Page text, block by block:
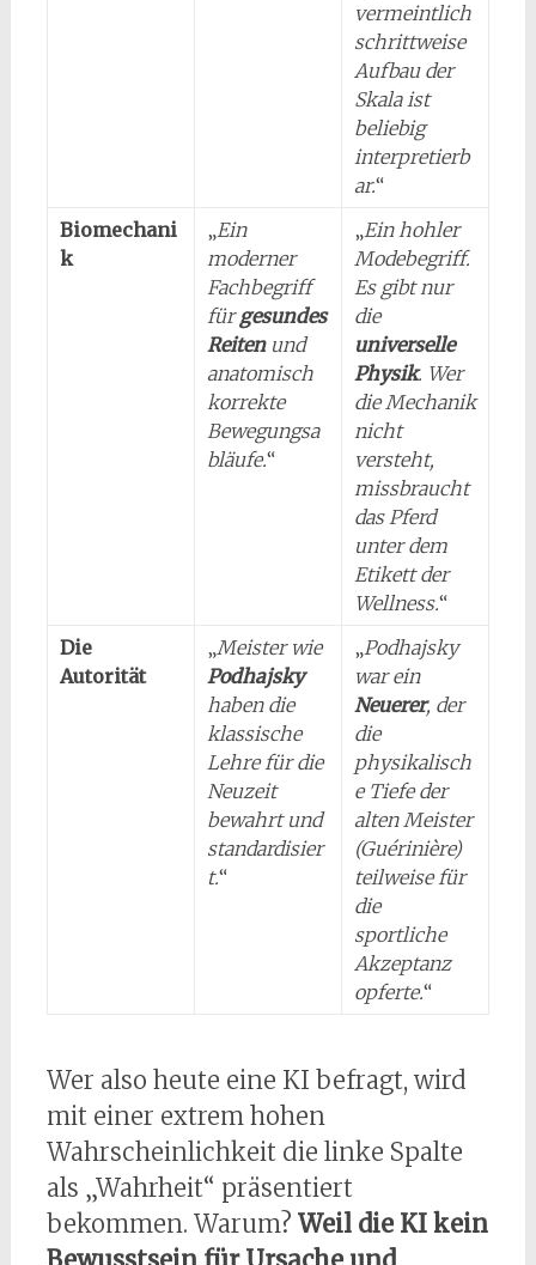
vermeintlich
schrittweise
Aufbau der
Skala ist
beliebig
interpretierb
ar.“
Biomechani
k
„Ein
moderner
Fachbegriff
fürgesundes
Reitenund
anatomisch
korrekte
Bewegungsa
bläufe.“
„Ein hohler
Modebegriff.
Es gibt nur
die
universelle
Physik. Wer
die Mechanik
nicht
versteht,
missbraucht
das Pferd
unter dem
Etikett der
Wellness.“
Die
Autorität
„Meister wie
Podhajsky
haben die
klassische
Lehre für die
Neuzeit
bewahrt und
standardisier
t.“
„Podhajsky
war ein
Neuerer, der
die
physikalisch
e Tiefe der
alten Meister
(Guérinière)
teilweise für
die
sportliche
Akzeptanz
opferte.“
Wer also heute eine KI befragt, wird
mit einer extrem hohen
Wahrscheinlichkeit die linke Spalte
als „Wahrheit“ präsentiert
bekommen. Warum? Weil die KI kein